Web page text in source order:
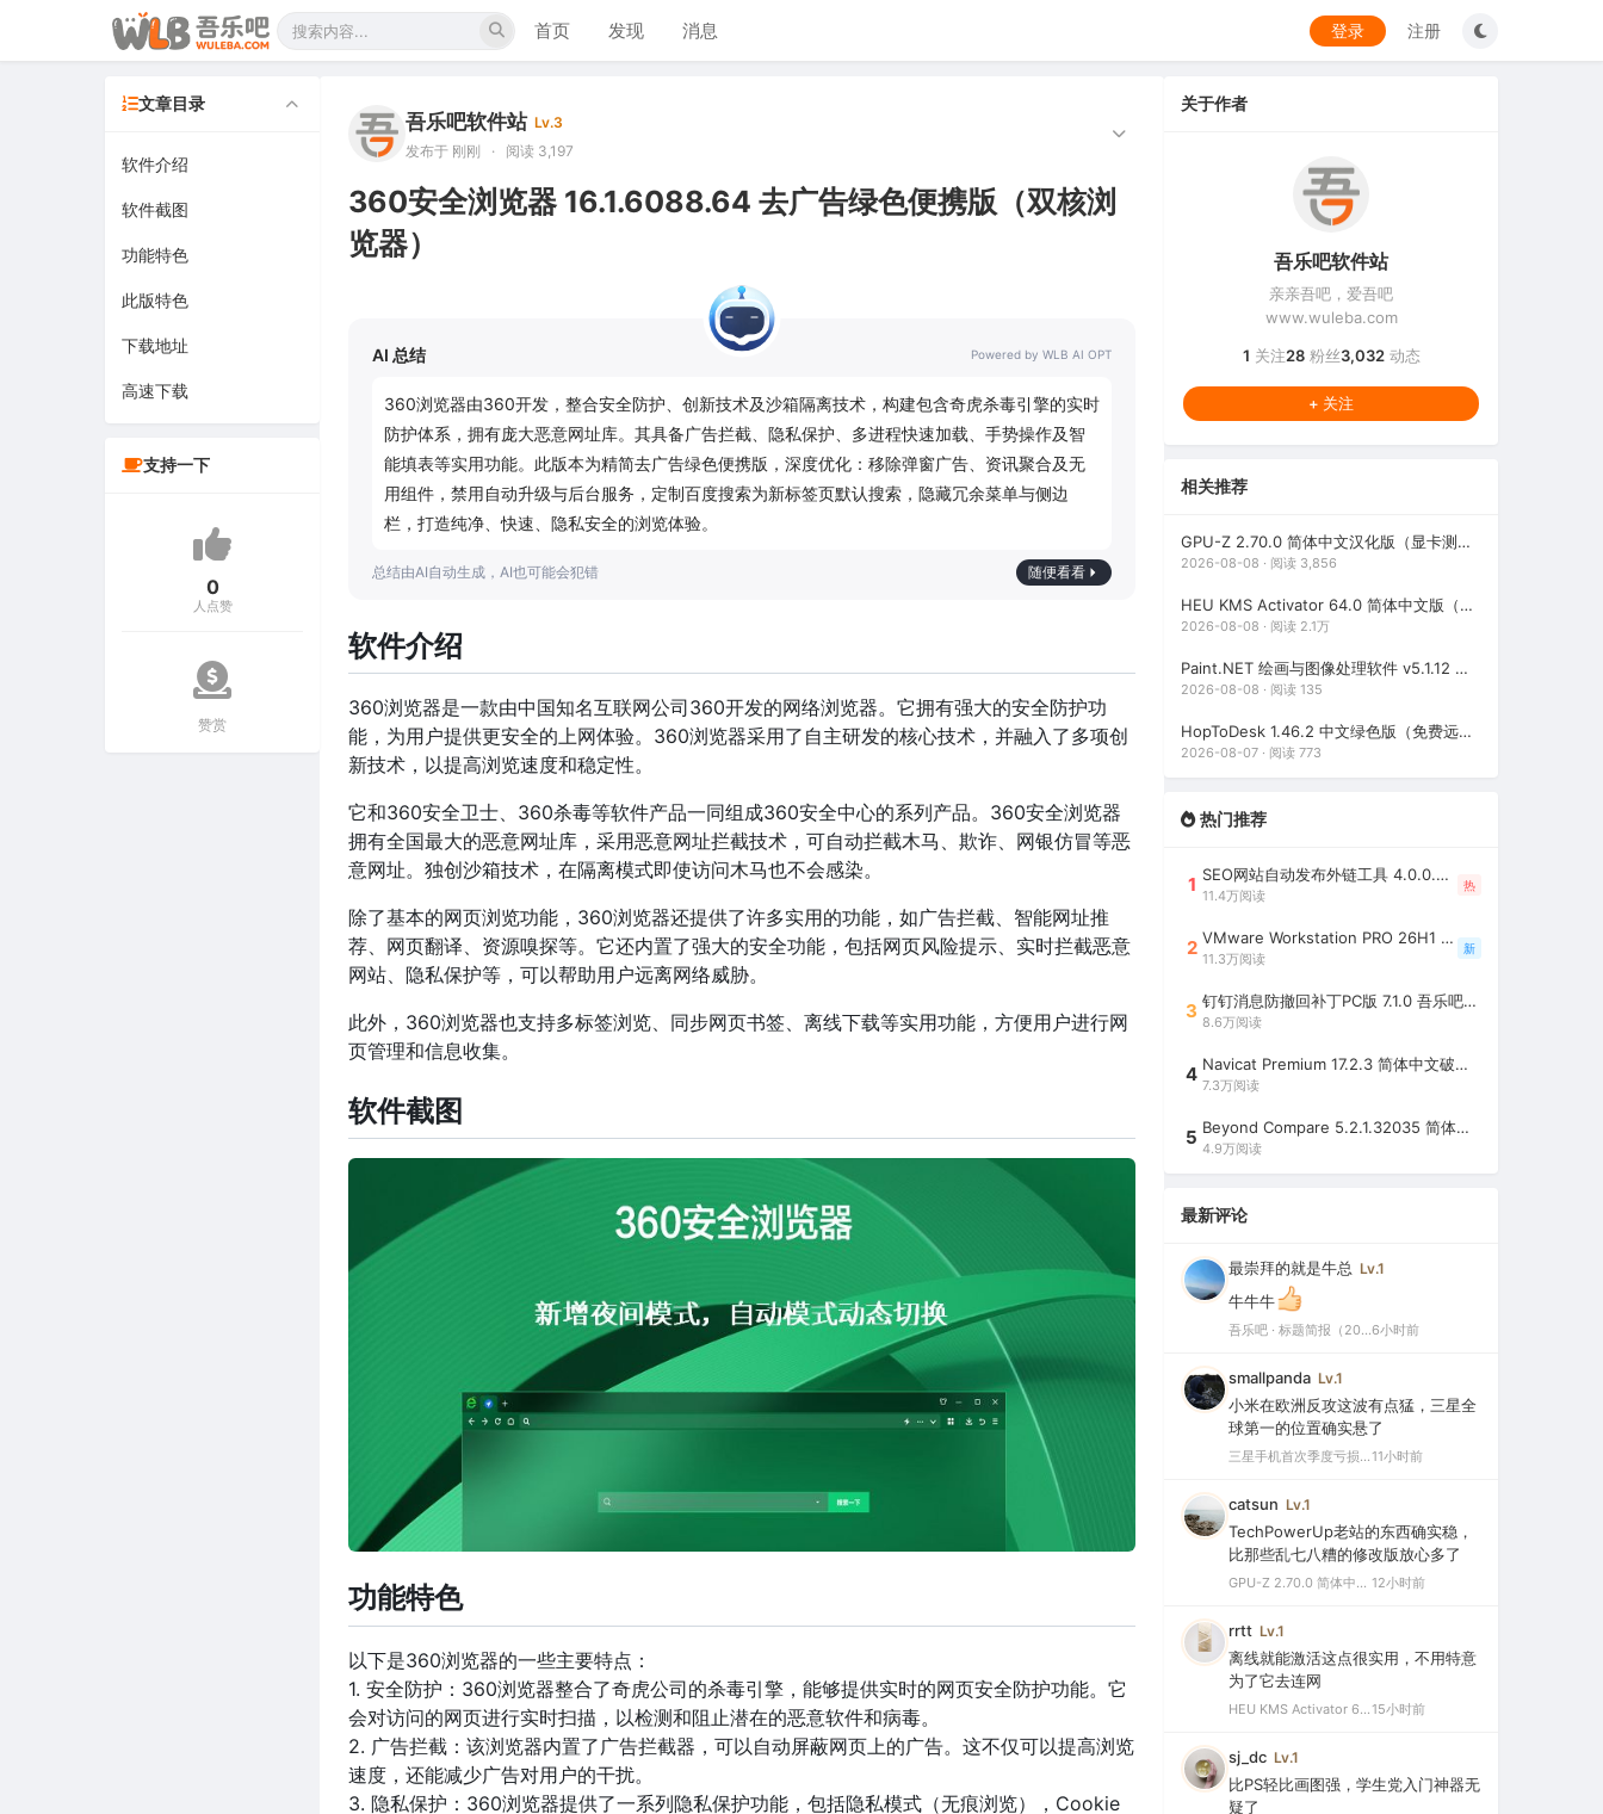
首页 发现 消息 登录 注册
文章目录
软件介绍
软件截图
功能特色
此版特色
下载地址
高速下载
支持一下
0
人点赞
赞赏
吾乐吧软件站 Lv.3
发布于 刚刚
· 阅读 3,197
360安全浏览器 16.1.6088.64 去广告绿色便携版（双核浏
览器）
AI 总结 Powered by WLB AI OPT
360浏览器由360开发，整合安全防护、创新技术及沙箱隔离技术，构建包含奇虎杀毒引擎的实时
防护体系，拥有庞大恶意网址库。其具备广告拦截、隐私保护、多进程快速加载、手势操作及智
能填表等实用功能。此版本为精简去广告绿色便携版，深度优化：移除弹窗广告、资讯聚合及无
用组件，禁用自动升级与后台服务，定制百度搜索为新标签页默认搜索，隐藏冗余菜单与侧边
栏，打造纯净、快速、隐私安全的浏览体验。
总结由AI自动生成，AI也可能会犯错 随便看看
软件介绍
360浏览器是一款由中国知名互联网公司360开发的网络浏览器。它拥有强大的安全防护功
能，为用户提供更安全的上网体验。360浏览器采用了自主研发的核心技术，并融入了多项创
新技术，以提高浏览速度和稳定性。
它和360安全卫士、360杀毒等软件产品一同组成360安全中心的系列产品。360安全浏览器
拥有全国最大的恶意网址库，采用恶意网址拦截技术，可自动拦截木马、欺诈、网银仿冒等恶
意网址。独创沙箱技术，在隔离模式即使访问木马也不会感染。
除了基本的网页浏览功能，360浏览器还提供了许多实用的功能，如广告拦截、智能网址推
荐、网页翻译、资源嗅探等。它还内置了强大的安全功能，包括网页风险提示、实时拦截恶意
网站、隐私保护等，可以帮助用户远离网络威胁。
此外，360浏览器也支持多标签浏览、同步网页书签、离线下载等实用功能，方便用户进行网
页管理和信息收集。
软件截图
功能特色
以下是360浏览器的一些主要特点：
1. 安全防护：360浏览器整合了奇虎公司的杀毒引擎，能够提供实时的网页安全防护功能。它
会对访问的网页进行实时扫描，以检测和阻止潜在的恶意软件和病毒。
2. 广告拦截：该浏览器内置了广告拦截器，可以自动屏蔽网页上的广告。这不仅可以提高浏览
速度，还能减少广告对用户的干扰。
3. 隐私保护：360浏览器提供了一系列隐私保护功能，包括隐私模式（无痕浏览），Cookie
关于作者
吾乐吧软件站
亲亲吾吧，爱吾吧
www.wuleba.com
1 关注28粉丝3,032动态
+ 关注
相关推荐
GPU-Z 2.70.0 简体中文汉化版（显卡测试专业的软件）
2026-08-08 · 阅读 3,856
HEU KMS Activator 64.0 简体中文版（支持激活最新版Windows/Office离线永久激活）
2026-08-08 · 阅读 2.1万
Paint.NET 绘画与图像处理软件 v5.1.12 官方版（Windows 免费开源图像编辑工具）
2026-08-08 · 阅读 135
HopToDesk 1.46.2 中文绿色版（免费远程协助工具）
2026-08-07 · 阅读 773
热门推荐
1 SEO网站自动发布外链工具 4.0.0.0 吾乐吧优化版（智能代理狂刷外链）
11.4万阅读
热
2 VMware Workstation PRO 26H1 中文精简安装注册版 / 完整版（最好用的虚拟机软件）
11.3万阅读
新
3 钉钉消息防撤回补丁PC版 7.1.0 吾乐吧优化版（支持消息防撤回+钉钉多开+支持消息永不已读+去除钉钉水印）
8.6万阅读
4 Navicat Premium 17.2.3 简体中文破解版（多重数据库管理工具）
7.3万阅读
5 Beyond Compare 5.2.1.32035 简体中文注册版（超强文件/夹比较工具）
4.9万阅读
最新评论
最崇拜的就是牛总 Lv.1
牛牛牛
吾乐吧 · 标题简报（2026-08-08）6小时前
smallpanda Lv.1
小米在欧洲反攻这波有点猛，三星全
球第一的位置确实悬了
三星手机首次季度亏损，中国市场仅剩0.1%份额背后的三大败因11小时前
catsun Lv.1
TechPowerUp老站的东西确实稳，
比那些乱七八糟的修改版放心多了
GPU-Z 2.70.0 简体中文汉化版（显卡测试专业的软件） 12小时前
rrtt Lv.1
离线就能激活这点很实用，不用特意
为了它去连网
HEU KMS Activator 64.0 简体中文版（支持激活最新版Windows/Office离线永久激活）15小时前
sj_dc Lv.1
比PS轻比画图强，学生党入门神器无
疑了